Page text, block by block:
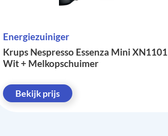
Energiezuiniger
Krups Nespresso Essenza Mini XN1101
Wit + Melkopschuimer
Bekijk prijs